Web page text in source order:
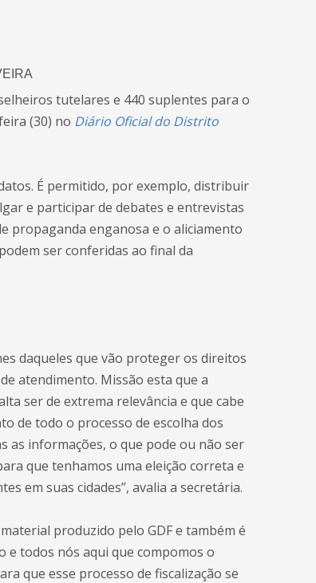
tutelares e 440 suplentes para o
(30) no Diário Oficial do Distrito
É permitido, por exemplo, distribuir
e participar de debates e entrevistas
propaganda enganosa e o aliciamento
ser conferidas ao final da
daqueles que vão proteger os direitos
atendimento. Missão esta que a
ser de extrema relevância e que cabe
de todo o processo de escolha dos
as informações, o que pode ou não ser
que tenhamos uma eleição correta e
em suas cidades”, avalia a secretária.
produzido pelo GDF e também é
todos nós aqui que compomos o
que esse processo de fiscalização se